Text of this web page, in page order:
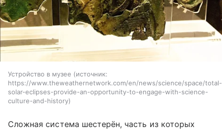
Устройство в музее
источник:
https://www.theweathernetwork.com/en/news/science/space/total-
solar-eclipses-provide-an-opportunity-to-engage-with-science-
culture-and-history
Сложная система шестерён, часть из которых